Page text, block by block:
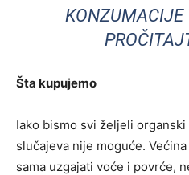
KONZUMACIJE
Šta kupujemo
Iako bismo svi željeli
slučajeva nije moguće.
sama uzgajati voće i povrće,